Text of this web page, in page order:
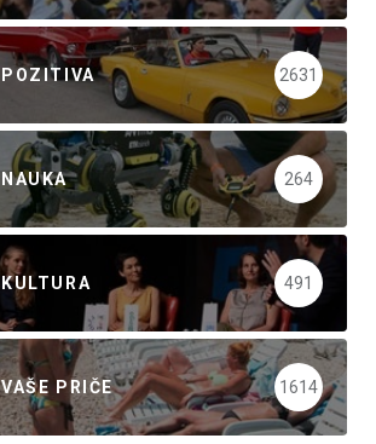
POZITIVA 2631
NAUKA 264
KULTURA 491
VAŠE PRIČE 1614